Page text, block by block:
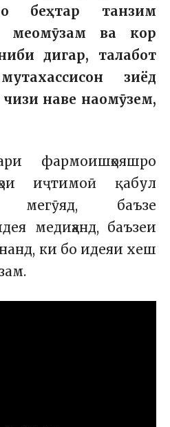
беҳтар танзим
меомӯзам ва кор
дигар, талабот
зиёд
наве наомӯзем,
фармоишҳояшро
иҷтимоӣ қабул
баъзе
медиҳанд, баъзеи
ки бо идеяи хеш